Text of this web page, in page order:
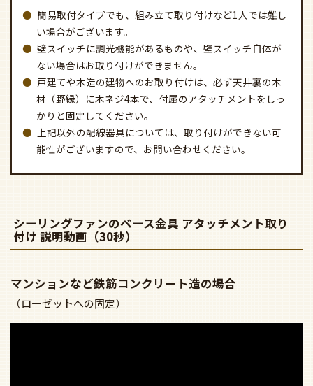
簡易取付タイプでも、組み立て取り付けなど1人では難し
い場合がございます。
壁スイッチに調光機能があるものや、壁スイッチ自体が
ない場合はお取り付けができません。
戸建てや木造の建物へのお取り付けは、必ず天井裏の木
材（野縁）に木ネジ4本で、付属のアタッチメントをしっ
かりと固定してください。
上記以外の配線器具については、取り付けができない可
能性がございますので、お問い合わせください。
シーリングファンのベース金具 アタッチメント取り
付け 説明動画（30秒）
マンションなど鉄筋コンクリート造の場合
（ローゼットへの固定）